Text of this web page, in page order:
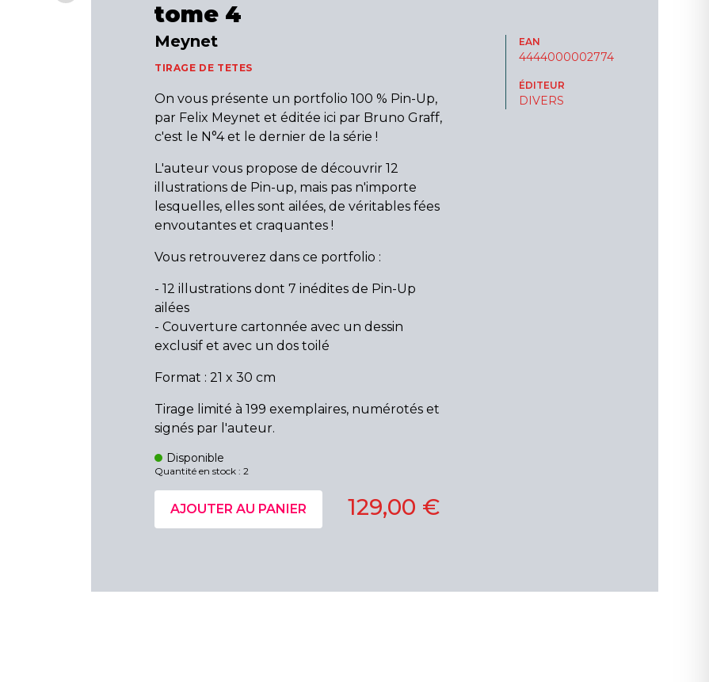
tome 4
Meynet
TIRAGE DE TETES
On vous présente un portfolio 100 % Pin-Up,
par Felix Meynet et éditée ici par Bruno Graff,
c'est le N°4 et le dernier de la série !
L'auteur vous propose de découvrir 12
illustrations de Pin-up, mais pas n'importe
lesquelles, elles sont ailées, de véritables fées
envoutantes et craquantes !
Vous retrouverez dans ce portfolio :
- 12 illustrations dont 7 inédites de Pin-Up
ailées
- Couverture cartonnée avec un dessin
exclusif et avec un dos toilé
Format : 21 x 30 cm
Tirage limité à 199 exemplaires, numérotés et
signés par l'auteur.
Disponible
Quantité en stock : 2
EAN
4444000002774
ÉDITEUR
DIVERS
129,00 €
AJOUTER AU PANIER